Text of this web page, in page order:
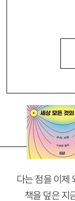
다는 점을 이제
책을 덮은 지